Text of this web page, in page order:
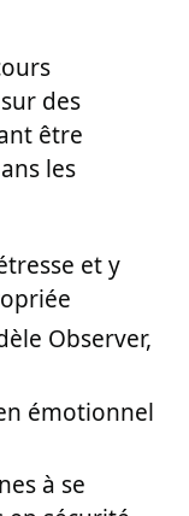
des
être
les
et y
Observer,
émotionnel
à se